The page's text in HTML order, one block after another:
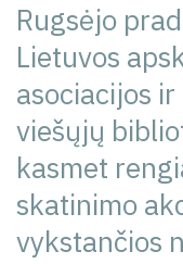
Rugsėjo
Lietuvos
asociacijos
viešųjų
kasmet
skatinimo
vykstančios